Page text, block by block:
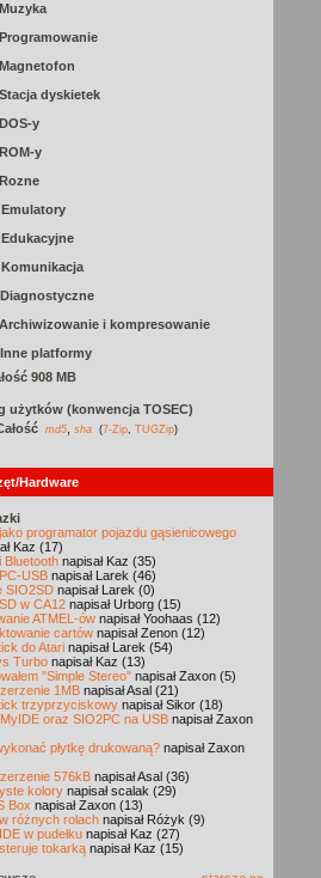
dyskietek
y
y
Edukacyjne
Komunikacja
i kompresowanie
platformy
908 MB
użytków (konwencja TOSEC)
md5 sha (7-Zip TUGZip)
Hardware
programator pojazdu gąsienicowego
Kaz (17)
Bluetooth napisał Kaz (35)
USB napisał Larek (46)
SIO2SD napisał Larek (0)
w CA12 napisał Urborg (15)
ATMEL-ów napisał Yoohaas (12)
cartów napisał Zenon (12)
do Atari napisał Larek (54)
Turbo napisał Kaz (13)
"Simple Stereo" napisał Zaxon (5)
1MB napisał Asal (21)
trzyprzyciskowy napisał Sikor (18)
oraz SIO2PC na USB napisał Zaxon
płytkę drukowaną? napisał Zaxon
576kB napisał Asal (36)
kolory napisał scalak (29)
Box napisał Zaxon (13)
różnych rolach napisał Różyk (9)
w pudełku napisał Kaz (27)
tokarką napisał Kaz (15)